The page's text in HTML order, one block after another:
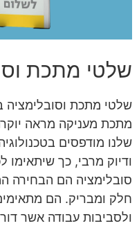
שלטי מתכת
שלטי מתכת וסובלימציה
מתכת מעניקה מראה
שלנו מודפסים
ודיוק מרבי, כך
סובלימציה הם הבחירה
חלק ומבריק. הם
ולסביבות עבודה אשר